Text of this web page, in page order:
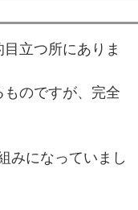
立つ所にありま
のですが、完全
みになっていまし